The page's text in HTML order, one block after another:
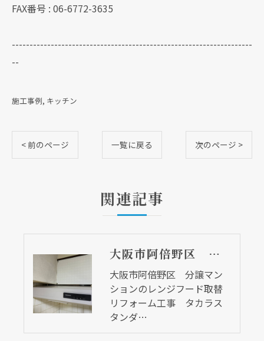
FAX番号 : 06-6772-3635
--------------------------------------------------------------------
--
施工事例 キッチン
< 前のページ 一覧に戻る 次のページ >
関連記事
大阪市阿倍野区 分譲マンションのレンジフード取替リフォーム工事 タカラスタンダード
大阪市阿倍野区 分譲マン
ションのレンジフード取替
リフォーム工事 タカラス
タンダ…